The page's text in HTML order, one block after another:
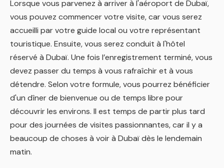
Lorsque vous parvenez à arriver à l'aéroport de Dubaï,
vous pouvez commencer votre visite, car vous serez
accueilli par votre guide local ou votre représentant
touristique. Ensuite, vous serez conduit à l'hôtel
réservé à Dubaï. Une fois l’enregistrement terminé, vous
devez passer du temps à vous rafraîchir et à vous
détendre. Selon votre formule, vous pourrez bénéficier
d'un dîner de bienvenue ou de temps libre pour
découvrir les environs. Il est temps de partir plus tard
pour des journées de visites passionnantes, car il y a
beaucoup de choses à voir à Dubaï dès le lendemain
matin.